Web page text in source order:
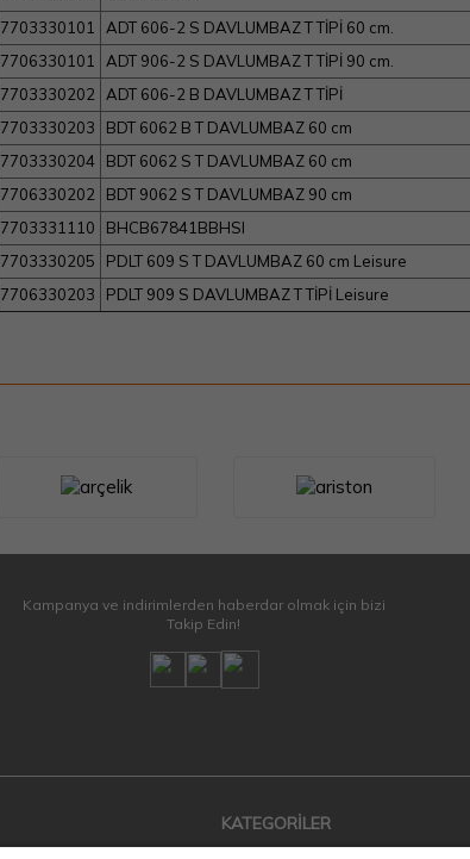
7703330101
ADT 606-2 S DAVLUMBAZ T TİPİ 60 cm.
7706330101
ADT 906-2 S DAVLUMBAZ T TİPİ 90 cm.
7703330202
ADT 606-2 B DAVLUMBAZ T TİPİ
7703330203
BDT 6062 B T DAVLUMBAZ 60 cm
7703330204
BDT 6062 S T DAVLUMBAZ 60 cm
7706330202
BDT 9062 S T DAVLUMBAZ 90 cm
7703331110
BHCB67841BBHSI
7703330205
PDLT 609 S T DAVLUMBAZ 60 cm Leisure
7706330203 PDLT 909 S DAVLUMBAZ T TİPİ Leisure
Kampanya ve indirimlerden haberdar olmak için bizi
Takip Edin!
KATEGORİLER